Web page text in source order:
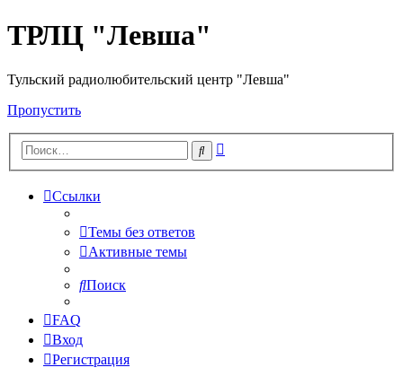
ТРЛЦ "Левша"
Тульский радиолюбительский центр "Левша"
Пропустить
Поиск
Ссылки
Темы без ответов
Активные темы
Поиск
FAQ
Вход
Регистрация